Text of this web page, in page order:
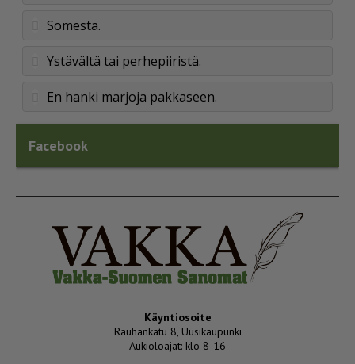
Somesta.
Ystävältä tai perhepiiristä.
En hanki marjoja pakkaseen.
Facebook
Käyntiosoite
Rauhankatu 8, Uusikaupunki
Aukioloajat: klo 8-16